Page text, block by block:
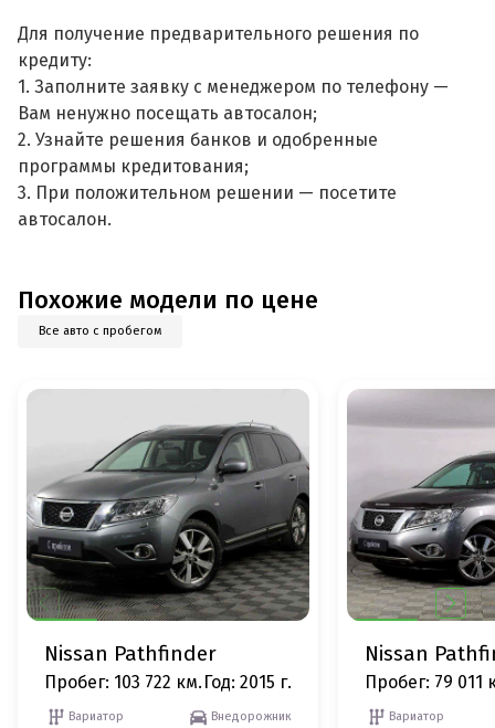
Для получение предварительного решения по
кредиту:
1. Заполните заявку с менеджером по телефону —
Вам ненужно посещать автосалон;
2. Узнайте решения банков и одобренные
программы кредитования;
3. При положительном решении — посетите
автосалон.
Похожие модели по цене
Все авто с пробегом
Nissan Pathfinder
Пробег: 103 722 км. Год: 2015 г.
Вариатор
Внедорожник
Nissan
Пробег: 79 011
Вариатор